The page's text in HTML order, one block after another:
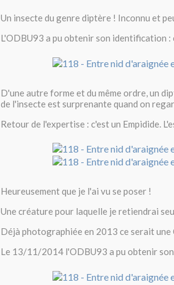
Un insecte du genre diptère ! Inconnu et
L'ODBU93 a pu obtenir son identification :
D'une autre forme et du même ordre, un
de l'insecte est surprenante quand on
Retour de l'expertise : c'est un Empidide.
Heureusement que je l'ai vu se poser !
Une créature pour laquelle je retiendrai
Déjà photographiée en 2013 ce serait une
Le 13/11/2014 l'ODBU93 a pu obtenir